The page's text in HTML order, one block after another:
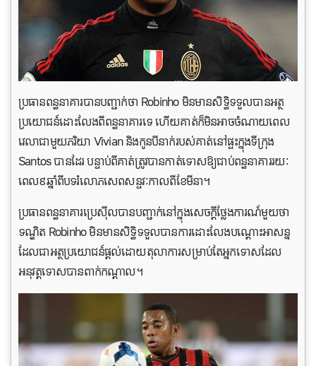
ប្រធានពន្ធនាគារបានបញ្ជាក់ថា Robinho មិនមានសិទ្ធិទទួលបានអត្ថ
ប្រយោជន៍ដោះលែងពីពន្ធនាគារទេ ហើយគាត់ក៏មិនអាចចំណាយពេល
វេលាជាមួយភរិយា Vivian និងកូនបីនាក់របស់គាត់នៅផ្ទះក្នុងទីក្រុង
Santos បានដែរ បន្ទាប់ពីគាត់ត្រូវបានកាត់ទោសឱ្យជាប់ពន្ធនាគាររយៈ
ពេល៩ឆ្នាំពីបទរំលោភសេពសន្ទវៈកាលពីខែមីនា។
ប្រធានពន្ធនាគារប្រេស៊ីលបានបញ្ជាក់នៅក្នុងសេចក្តីថ្លែងការណ៍មួយថា
ទណ្ឌិត Robinho មិនមានសិទ្ធិទទួលបានការដោះលែងបណ្តោះអាសន្ន
ដែលជាអត្ថប្រយោជន៍ផ្តល់ដោយតុលាការសម្រាប់តែអ្នកទោសដែល
អនុវត្តទោសបាន​ពាក់កណ្តាល។